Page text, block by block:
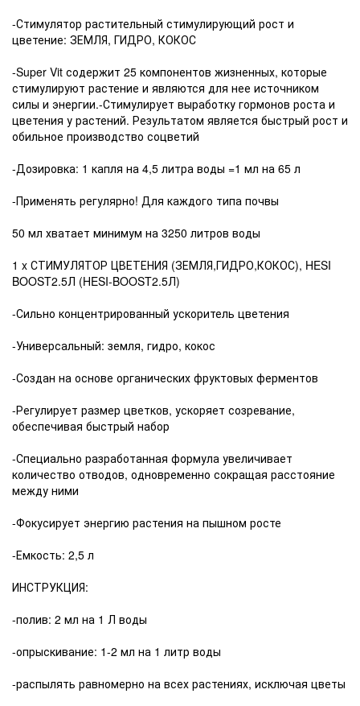
-Стимулятор растительный стимулирующий рост и
цветение: ЗЕМЛЯ, ГИДРО, КОКОС
-Super Vit содержит 25 компонентов жизненных, которые
стимулируют растение и являются для нее источником
силы и энергии.-Стимулирует выработку гормонов роста и
цветения у растений. Результатом является быстрый рост и
обильное производство соцветий
-Дозировка: 1 капля на 4,5 литра воды =1 мл на 65 л
-Применять регулярно! Для каждого типа почвы
50 мл хватает минимум на 3250 литров воды
1 x СТИМУЛЯТОР ЦВЕТЕНИЯ (ЗЕМЛЯ,ГИДРО,КОКОС), HESI
BOOST2.5Л (HESI-BOOST2.5Л)
-Сильно концентрированный ускоритель цветения
-Универсальный: земля, гидро, кокос
-Создан на основе органических фруктовых ферментов
-Регулирует размер цветков, ускоряет созревание,
обеспечивая быстрый набор
-Специально разработанная формула увеличивает
количество отводов, одновременно сокращая расстояние
между ними
-Фокусирует энергию растения на пышном росте
-Емкость: 2,5 л
ИНСТРУКЦИЯ:
-полив: 2 мл на 1 Л воды
-опрыскивание: 1-2 мл на 1 литр воды
-распылять равномерно на всех растениях, исключая цветы